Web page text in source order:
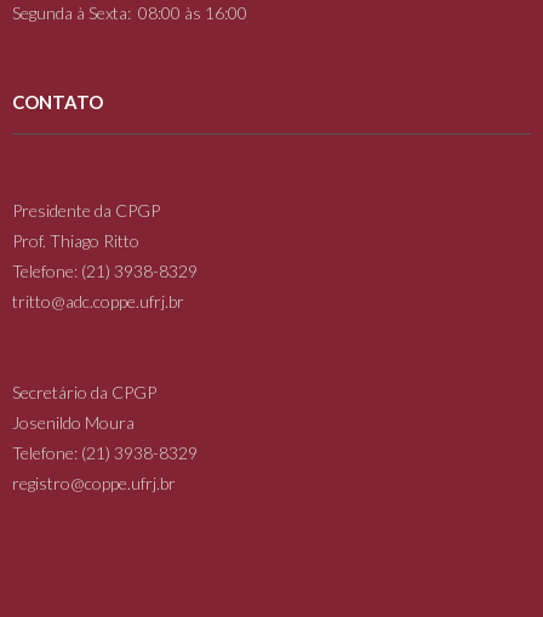
Segunda à Sexta: 08:00 às 16:00
CONTATO
Presidente da CPGP
Prof. Thiago Ritto
Telefone: (21) 3938-8329
tritto@adc.coppe.ufrj.br
Secretário da CPGP
Josenildo Moura
Telefone: (21) 3938-8329
registro@coppe.ufrj.br